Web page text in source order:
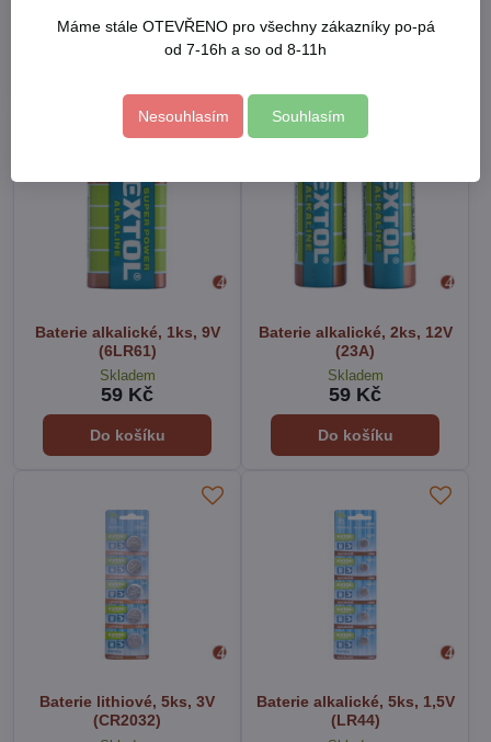
72 Kč 99 Kč
Baterie alkalické, 1ks, 9V
(6LR61)
Skladem
59 Kč
Do košíku
Baterie alkalické, 2ks, 12V
(23A)
Skladem
59 Kč
Do košíku
Baterie lithiové, 5ks, 3V
(CR2032)
Baterie alkalické, 5ks, 1,5V
(LR44)
Máme stále OTEVŘENO pro všechny zákazníky po-pá
od 7-16h a so od 8-11h
Nesouhlasím Souhlasím